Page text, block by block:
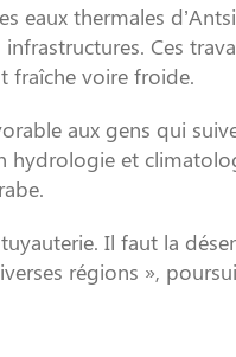
eaux thermales
Ces
fraîche voire froide.
aux gens qui
hydrologie et
Il faut la
régions »,